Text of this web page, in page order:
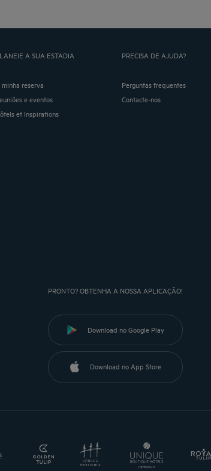
A SUA ESTADIA
A minha reserva
e eventos
Hôtels et Inspirations
PRECISA DE AJUDA?
Perguntas frequentes
Contacte-nos
PRONTO? OBTENHA A NOSSA APLICAÇÃO!
Download no Google Play
Download no App Store